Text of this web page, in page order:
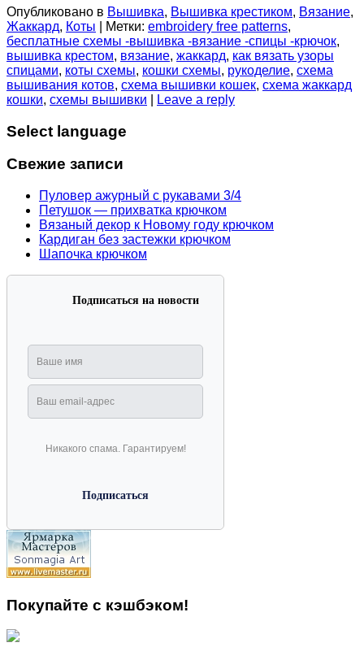
Опубликовано в Вышивка, Вышивка крестиком, Вязание,
Жаккард, Коты Метки: embroidery free patterns,
бесплатные схемы -вышивка -вязание -спицы -крючок,
вышивка крестом, вязание, жаккард, как вязать узоры
спицами, коты схемы, кошки схемы, рукоделие, схема
вышивания котов, схема вышивки кошек, схема жаккард
кошки, схемы вышивки Leave a reply
Select language
Свежие записи
Пуловер ажурный с рукавами 3/4
Петушок — прихватка крючком
Вязаный декор к Новому году крючком
Кардиган без застежки крючком
Шапочка крючком
Подписаться на новости
Никакого спама. Гарантируем!
Покупайте с кэшбэком!